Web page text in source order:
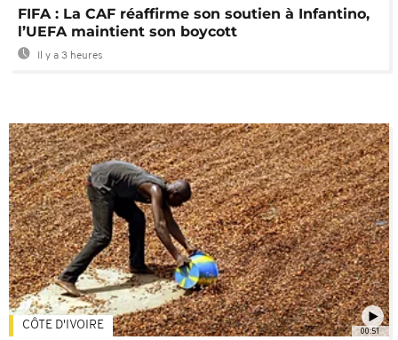
FIFA : La CAF réaffirme son soutien à Infantino,
l’UEFA maintient son boycott
Il y a 3 heures
00:51
CÔTE D'IVOIRE